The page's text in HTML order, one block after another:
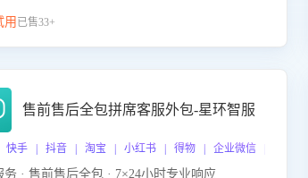
用 已售33+
售前售后全包拼席客服外包-星环智服
快手 | 抖音 | 淘宝 | 小红书 | 得物 | 企业微信 | 跨平台
务 · 售前售后全包 · 7×24小时专业响应